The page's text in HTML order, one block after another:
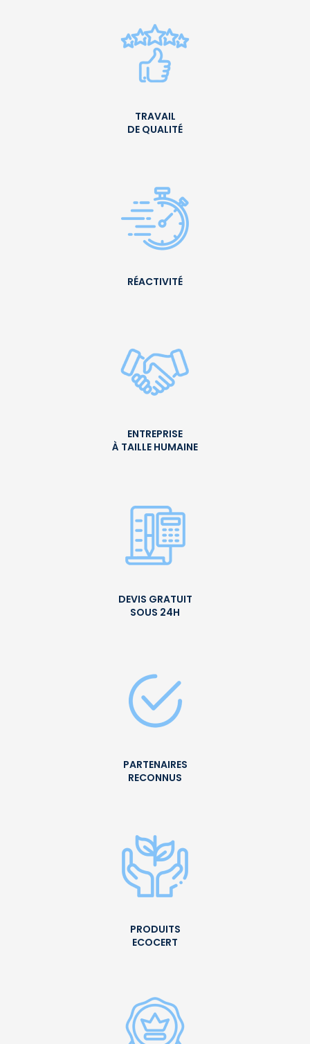
TRAVAIL
DE QUALITÉ
RÉACTIVITÉ
ENTREPRISE
À TAILLE HUMAINE
DEVIS GRATUIT
SOUS 24H
PARTENAIRES
RECONNUS
PRODUITS
ECOCERT